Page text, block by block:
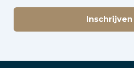
Inschrijven